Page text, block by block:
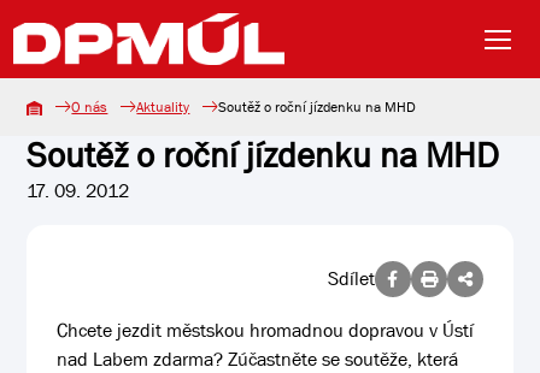
O nás Aktuality Soutěž o roční jízdenku na MHD
Soutěž o roční jízdenku na MHD
17. 09. 2012
Sdílet
Chcete jezdit městskou hromadnou dopravou v Ústí
nad Labem zdarma? Zúčastněte se soutěže, která